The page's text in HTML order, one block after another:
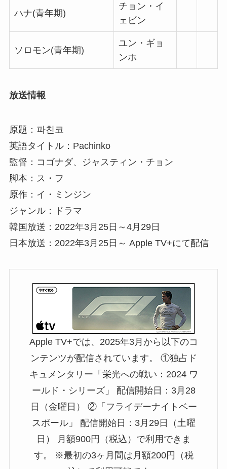
ハナ(青年期)
チョン・イ
ェビン
ソロモン(青年期)
ユン・ギョ
ンホ
放送情報
原題：파친코
英語タイトル：Pachinko
監督：コゴナダ、ジャスティン・チョン
脚本：ス・フ
原作：イ・ミンジン
ジャンル：ドラマ
韓国放送：2022年3月25日～4月29日
日本放送：2022年3月25日～ Apple TV+にて配信
Apple TV+では、2025年3月から以下のコ
ンテンツが配信されています。 ①独占ド
キュメンタリー「栄光への戦い：2024 ワ
ールド・シリーズ」 配信開始日：3月28
日（金曜日） ②「フライデーナイトベー
スボール」 配信開始日：3月29日（土曜
日） 月額900円（税込）で利用できま
す。 ※最初の3ヶ月間は月額200円（税